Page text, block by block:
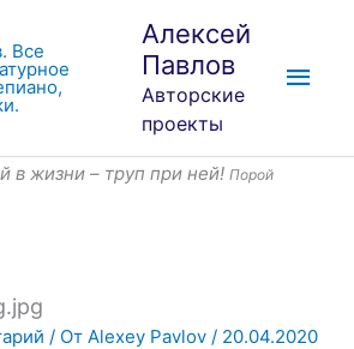
Алексей
Павлов
Авторские
проекты
в жизни – труп при ней! Порой
/ От Alexey Pavlov / 20.04.2020